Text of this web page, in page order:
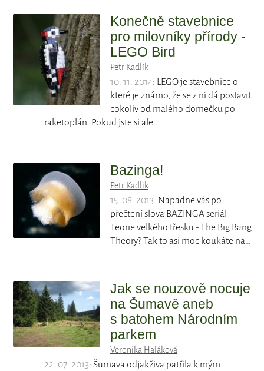
Konečně stavebnice
pro milovníky přírody -
LEGO Bird
Petr Kadlík
10. 11. 2014: LEGO je stavebnice o
které je známo, že se z ní dá postavit
cokoliv od malého domečku po
raketoplán. Pokud jste si ale…
Bazinga!
Petr Kadlík
15. 08. 2013: Napadne vás po
přečtení slova BAZINGA seriál
Teorie velkého třesku - The Big Bang
Theory? Tak to asi moc koukáte na…
Jak se nouzově nocuje
na Šumavě aneb
s batohem Národním
parkem
Veronika Haláková
22. 07. 2013: Šumava odjakživa patřila k mým